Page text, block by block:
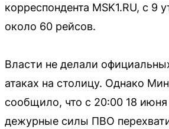
корреспондента MSK1.RU, с 9
около 60 рейсов.
Власти не делали
атаках на столицу. Однако
сообщило, что с 20:00 18
дежурные силы ПВО